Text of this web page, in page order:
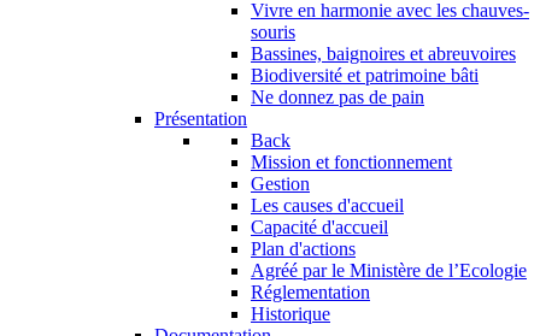
Vivre en harmonie avec les chauves-
souris
Bassines, baignoires et abreuvoires
Biodiversité et patrimoine bâti
Ne donnez pas de pain
Présentation
Back
Mission et fonctionnement
Gestion
Les causes d'accueil
Capacité d'accueil
Plan d'actions
Agréé par le Ministère de l’Ecologie
Réglementation
Historique